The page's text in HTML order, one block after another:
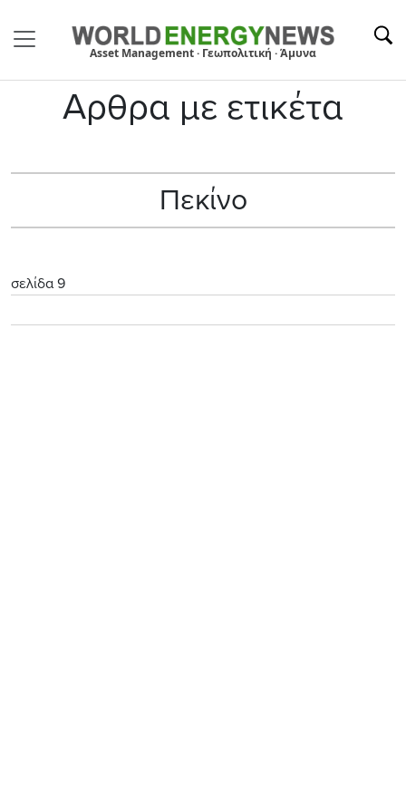
Asset Management · Γεωπολιτική · Άμυνα
Αρθρα με ετικέτα
Πεκίνο
σελίδα 9